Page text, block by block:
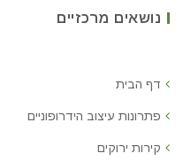
נושאים מרכזיים
דף הבית
פתרונות עיצוב הידרופוניים
קירות ירוקים